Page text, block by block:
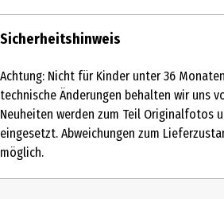
Inhalt
Produkttyp
Metallfertigmodelle mit hoher
Altersempfehlung ab
Sicherheitshinweis
Achtung: Nicht für Kinder unter 36
technische Änderungen behalten wir uns
Neuheiten werden zum Teil Originalfotos
eingesetzt. Abweichungen zum
möglich.